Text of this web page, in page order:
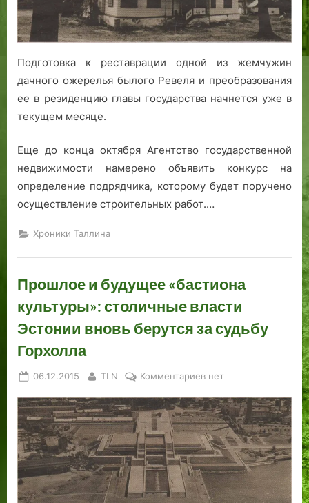
бурная
биография
летнего
Либерти
в
Эстонии.
Подготовка к реставрации одной из жемчужин
дачного ожерелья былого Ревеля и преобразования
ее в резиденцию главы государства начнется уже в
текущем месяце.
Еще до конца октября Агентство государственной
недвижимости намерено объявить конкурс на
определение подрядчика, которому будет поручено
осуществление строительных работ.…
Хроники Таллина
Прошлое и будущее «бастиона
культуры»: столичные власти
Эстонии вновь берутся за судьбу
Горхолла
Posted
06.12.2015 By
TLN Комментариевк
Прошлое
и
будущее
«бастиона
культуры»:
столичные
власти
нет